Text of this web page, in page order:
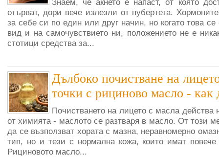
Знаем, че акнето е напаст, от която
отърват, дори вече излезли от пубертета.
за себе си по един или друг начин, но когато това
вид и на самочувствието ни, положението не е
стотици средства за...
Дълбоко почистване на
точки с рициново масло - как
Почистването на лицето с масла действа
от химията - маслото се разтваря в масло. От този
да се възползват хората с мазна, неравномерно
тип, но и тези с нормална кожа, които имат
Рициновото масло...